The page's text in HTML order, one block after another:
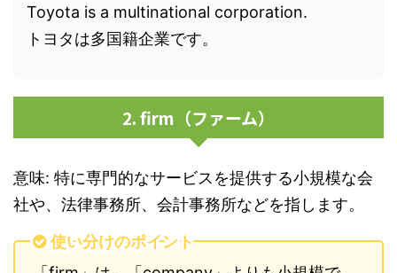
Toyota is a multinational corporation.
トヨタは多国籍企業です。
2. firm（ファーム）
意味: 特に専門的なサービスを提供する小規模な会
社や、法律事務所、会計事務所などを指します。
使い分けのポイント